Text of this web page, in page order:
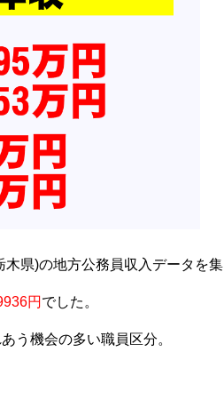
県)の地方公務員収入データを集
円 でした。
う機会の多い職員区分。